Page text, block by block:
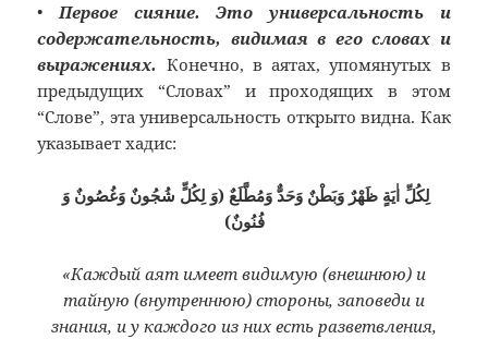
•Первое сияние. Это универсальность и
содержательность, видимая в его словах и
выражениях. Конечно, в аятах, упомянутых в
предыдущих “Словах” и проходящих в этом
“Слове”, эта универсальность открыто видна. Как
указывает хадис:
فُنُونٌ)
«Каждый аят имеет видимую (внешнюю) и
тайную (внутреннюю) стороны, заповеди и
знания, и у каждого из них есть разветвления,